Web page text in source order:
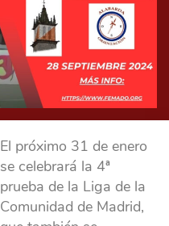
El próximo 31 de enero
se celebrará la 4ª
prueba de la Liga de la
Comunidad de Madrid,